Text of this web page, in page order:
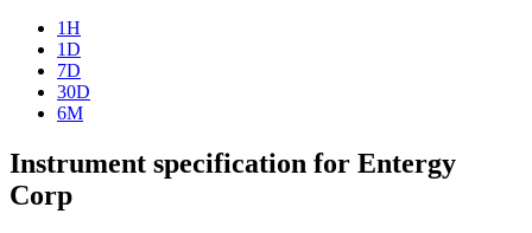
1H
1D
7D
30D
6M
Instrument specification for Entergy
Corp